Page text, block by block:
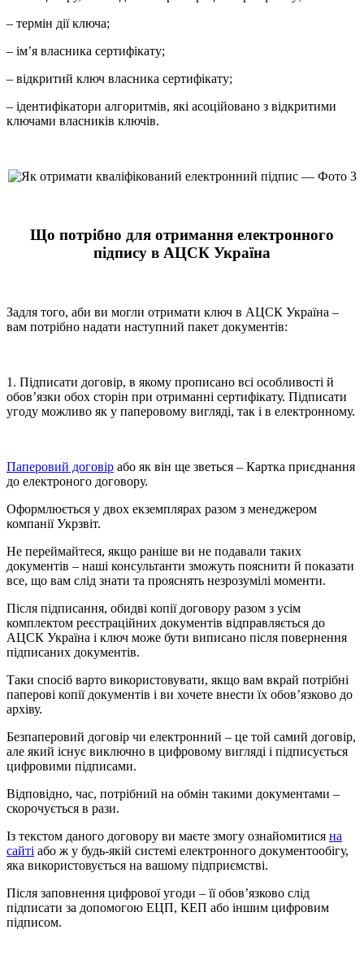
– термін дії ключа;
– ім’я власника сертифікату;
– відкритий ключ власника сертифікату;
– ідентифікатори алгоритмів, які асоційовано з відкритими
ключами власників ключів.
Що потрібно для отримання електронного
підпису в АЦСК Україна
Задля того, аби ви могли отримати ключ в АЦСК Україна –
вам потрібно надати наступний пакет документів:
1. Підписати договір, в якому прописано всі особливості й
обов’язки обох сторін при отриманні сертифікату. Підписати
угоду можливо як у паперовому вигляді, так і в електронному.
Паперовий договір або як він ще зветься – Картка приєднання
до електроного договору.
Оформлюється у двох екземплярах разом з менеджером
компанії Укрзвіт.
Не переймайтеся, якщо раніше ви не подавали таких
документів – наші консультанти зможуть пояснити й показати
все, що вам слід знати та прояснять незрозумілі моменти.
Після підписання, обидві копії договору разом з усім
комплектом реєстраційних документів відправляється до
АЦСК Україна і ключ може бути виписано після повернення
підписаних документів.
Таки спосіб варто використовувати, якщо вам вкрай потрібні
паперові копії документів і ви хочете внести їх обов’язково до
архіву.
Безпаперовий договір чи електронний – це той самий договір,
але який існує виключно в цифровому вигляді і підписується
цифровими підписами.
Відповідно, час, потрібний на обмін такими документами –
скорочується в рази.
Із текстом даного договору ви маєте змогу ознайомитися на
сайті або ж у будь-якій системі електронного документообігу,
яка використовується на вашому підприємстві.
Після заповнення цифрової угоди – її обов’язково слід
підписати за допомогою ЕЦП, КЕП або іншим цифровим
підписом.